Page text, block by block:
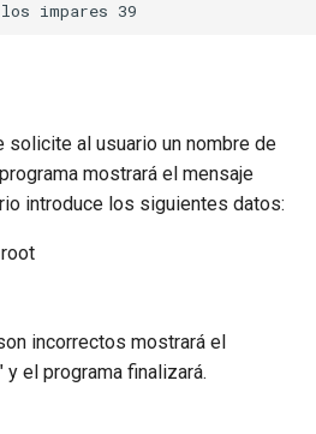
solicite al usuario un nombre de
mostrará el mensaje
introduce los siguientes datos:
incorrectos mostrará el
el programa finalizará.